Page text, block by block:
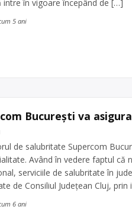
intre în vigoare începând de […]
5 ani
București va
de salubritate Supercom
Având în vedere faptul
serviciile de salubritate în
de Consiliul Județean Cluj,
6 ani